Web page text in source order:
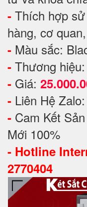
- Thích hợp
hàng, cơ
- Màu sắc:
- Thương
- Giá:
- Liên Hệ
- Cam Kết
Mới 100%
- Hotline
2770404